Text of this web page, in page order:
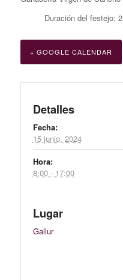
Duración del festejo:
+ GOOGLE CALENDAR
Detalles
Fecha:
15 junio, 2024
Hora:
8:00 - 17:00
Lugar
Gallur